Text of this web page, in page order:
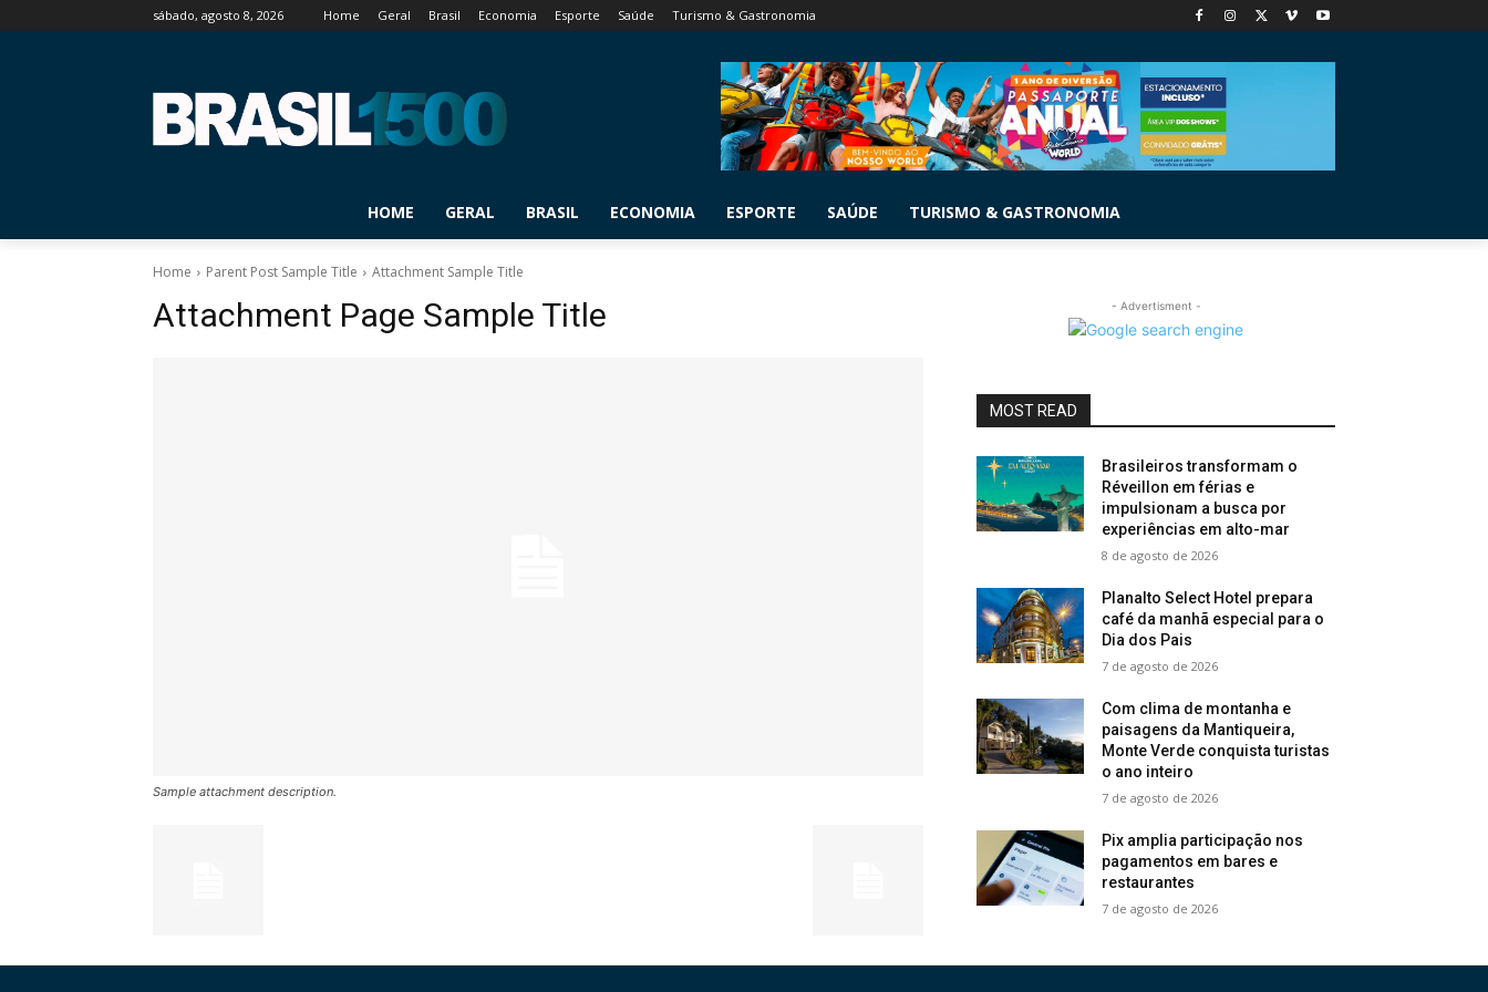
sábado, agosto 8, 2026 Home Geral Brasil Economia Esporte Saúde Turismo & Gastronomia
HOME GERAL BRASIL ECONOMIA ESPORTE SAÚDE TURISMO & GASTRONOMIA
Home Parent Post Sample Title Attachment Sample Title
Attachment Page Sample Title
Sample attachment description.
- Advertisment -
MOST READ
Brasileiros transformam o
Réveillon em férias e
impulsionam a busca por
experiências em alto-mar
8 de agosto de 2026
Planalto Select Hotel prepara
café da manhã especial para o
Dia dos Pais
7 de agosto de 2026
Com clima de montanha e
paisagens da Mantiqueira,
Monte Verde conquista turistas
o ano inteiro
7 de agosto de 2026
Pix amplia participação nos
pagamentos em bares e
restaurantes
7 de agosto de 2026